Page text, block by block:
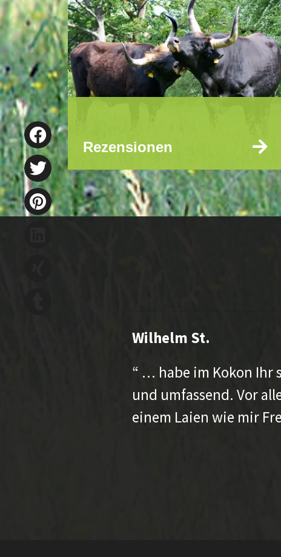
Rezensionen
Wilhelm St.
“ … habe im Kokon Ihr
und umfassend. Vor
einem Laien wie mir